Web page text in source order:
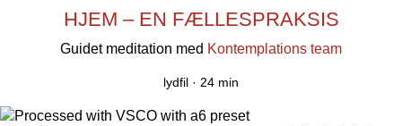
HJEM – EN FÆLLESPRAKSIS
Guidet meditation med Kontemplations team
lydfil · 24 min